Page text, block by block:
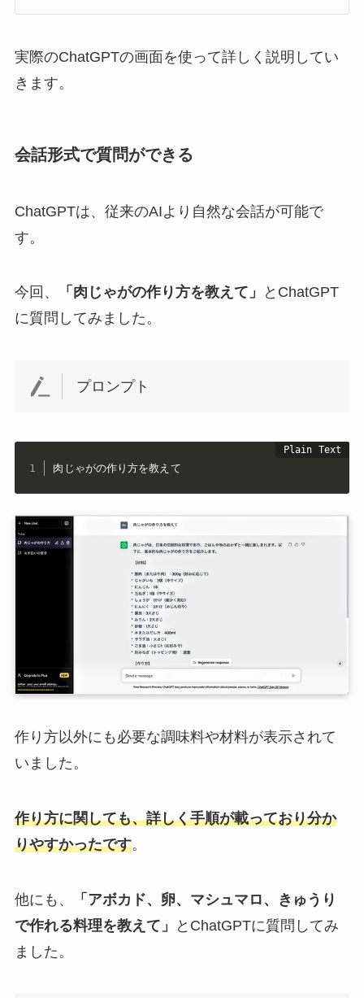
実際のChatGPTの画面を使って詳しく説明してい
きます。
会話形式で質問ができる
ChatGPTは、従来のAIより自然な会話が可能で
す。
今回、 「肉じゃがの作り方を教えて」
とChatGPT
に質問してみました。
プロンプト
肉じゃがの作り方を教えて
作り方以外にも必要な調味料や材料が表示されて
いました。
作り方に関しても、詳しく手順が載っており分か
りやすかったです。
他にも、
「アボカド、卵、マシュマロ、きゅうり
で作れる料理を教えて」
とChatGPTに質問してみ
ました。